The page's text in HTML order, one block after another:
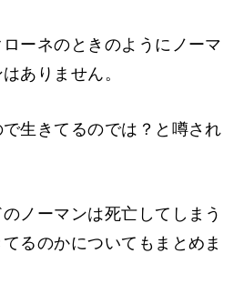
ーネのときのようにノーマ
ありません。
生きてるのでは？と噂され
ノーマンは死亡してしまう
るのかについてもまとめま